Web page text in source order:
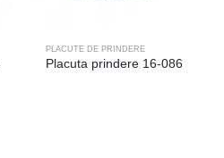
PLACUTE DE PRINDERE
Placuta prindere 16-086